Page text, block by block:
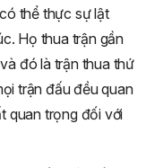
thể thực sự lật
Họ thua trận gần
đó là trận thua thứ
trận đấu đều quan
quan trọng đối với